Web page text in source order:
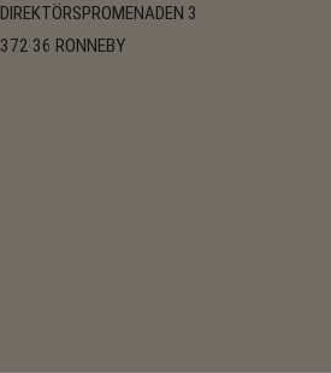
DIREKTÖRSPROMENADEN 3
372 36 RONNEBY